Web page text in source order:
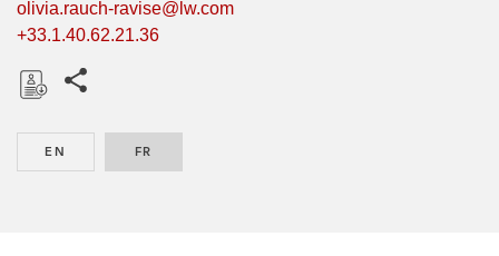
olivia.rauch-ravise@lw.com
+33.1.40.62.21.36
w
EN FR